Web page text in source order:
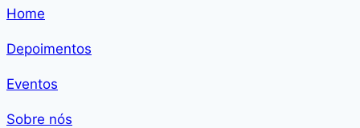
Home
Depoimentos
Eventos
Sobre nós